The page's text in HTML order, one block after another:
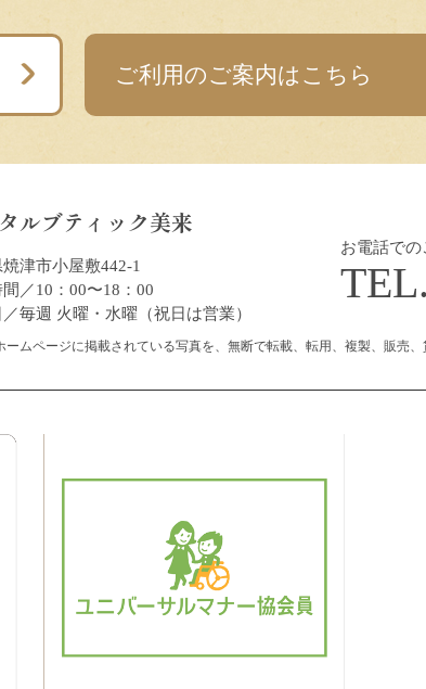
ご利用のご案内はこちら
ルブティック美来
津市小屋敷442-1
／10：00〜18：00
毎週 火曜・水曜（祝日は営業）
お電話で
TEL.
ムページに掲載されている写真を、無断で転載、転用、複製、販売、